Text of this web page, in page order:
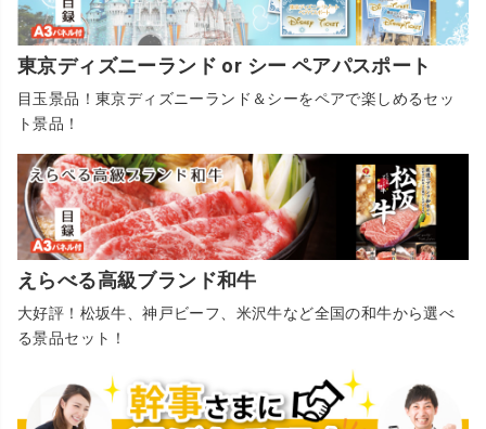
東京ディズニーランド or シー ペアパスポート
目玉景品！東京ディズニーランド＆シーをペアで楽しめるセッ
ト景品！
えらべる高級ブランド和牛
大好評！松坂牛、神戸ビーフ、米沢牛など全国の和牛から選べ
る景品セット！